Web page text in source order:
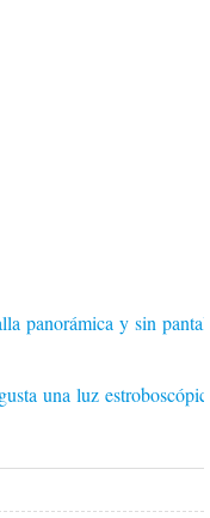
panorámica y sin
una luz